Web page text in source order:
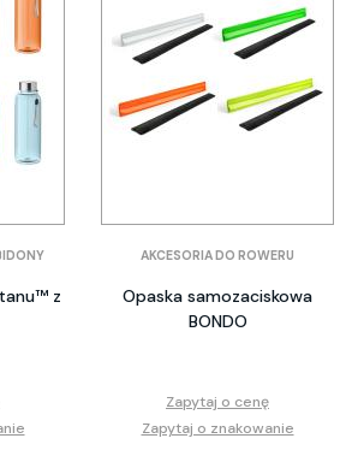
z
AKCESORIA DO ROWERU
Opaska samozaciskowa
BONDO
Zapytaj o cenę
Zapytaj o znakowanie